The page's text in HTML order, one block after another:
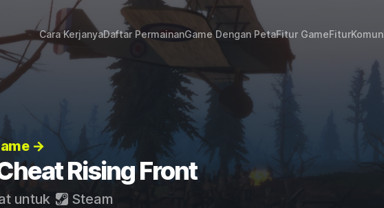
Cara KerjanyaDaftar PermainanGame Dengan PetaFitur GameFitur
→
Rising Front
untuk Steam